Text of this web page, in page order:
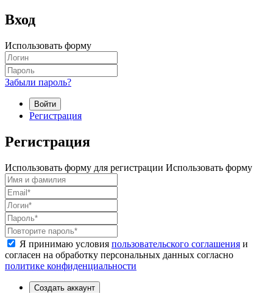
Вход
Использовать форму
Забыли пароль?
Войти
Регистрация
Регистрация
Использовать форму для регистрации Использовать форму
Я принимаю условия пользовательского соглашения и
согласен на обработку персональных данных согласно
политике конфиденциальности
Создать аккаунт